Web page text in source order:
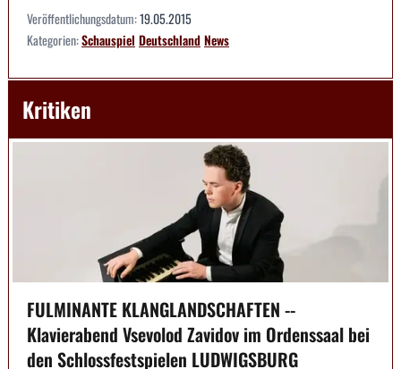
Veröffentlichungsdatum:19.05.2015
Kategorien:Schauspiel DeutschlandNews
Kritiken
FULMINANTE KLANGLANDSCHAFTEN --
Klavierabend Vsevolod Zavidov im Ordenssaal bei
den Schlossfestspielen LUDWIGSBURG